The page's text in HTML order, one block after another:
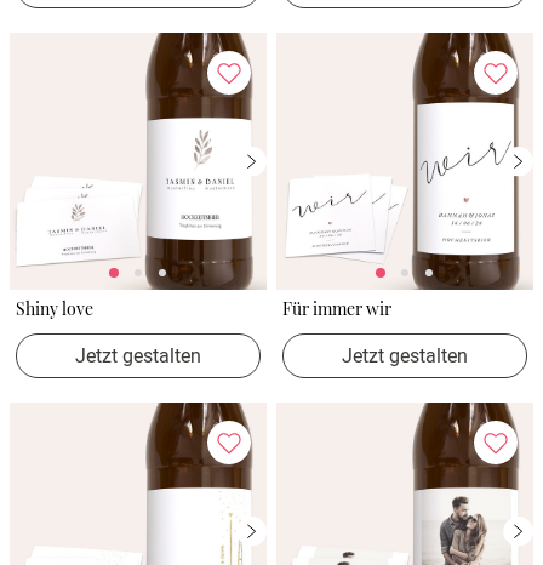
Shiny love
Jetzt gestalten
Für immer wir
Jetzt gestalten